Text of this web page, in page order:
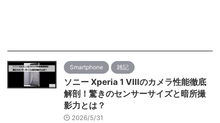
Smartphone 雑記
ソニー Xperia 1 VIIIのカメラ性能徹底
解剖！驚きのセンサーサイズと暗所撮
影力とは？
2026/5/31